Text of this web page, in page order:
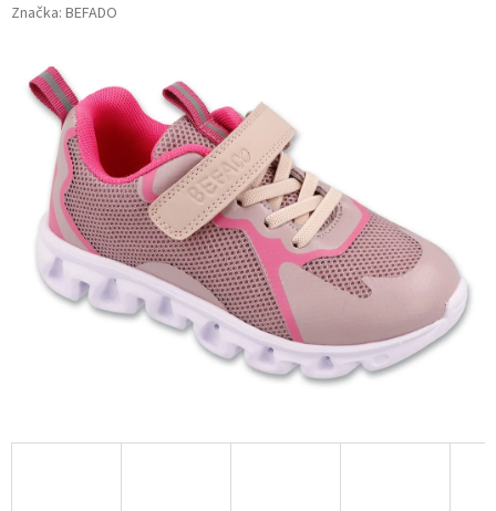
Značka: BEFADO